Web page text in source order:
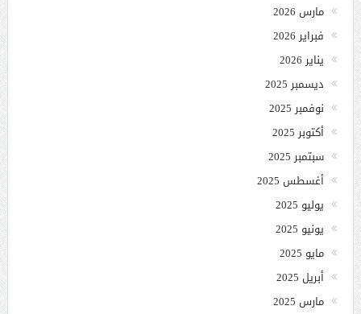
مارس 2026
فبراير 2026
يناير 2026
ديسمبر 2025
نوفمبر 2025
أكتوبر 2025
سبتمبر 2025
أغسطس 2025
يوليو 2025
يونيو 2025
مايو 2025
أبريل 2025
مارس 2025